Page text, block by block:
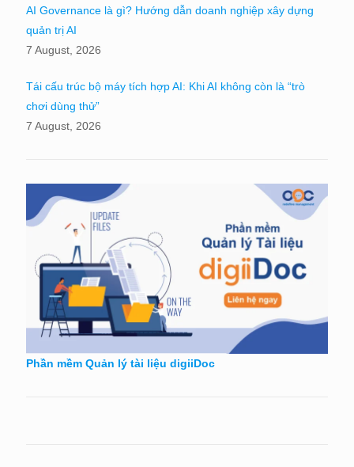
AI Governance là gì? Hướng dẫn doanh nghiệp xây dựng
quản trị AI
7 August, 2026
Tái cấu trúc bộ máy tích hợp AI: Khi AI không còn là “trò
chơi dùng thử”
7 August, 2026
Phần mềm Quản lý tài liệu digiiDoc